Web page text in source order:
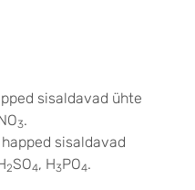
sisaldavad ühte
3.
sisaldavad
2SO4, H3PO4.